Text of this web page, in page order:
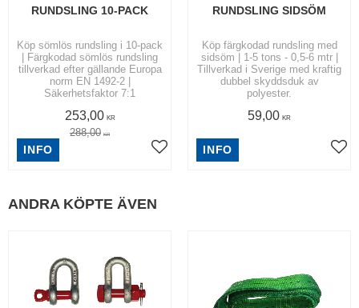
RUNDSLING 10-PACK
Köp sömlös rundsling i 10-pack
| Färgkodad sömlös rundsling
tillverkad efter gällande Europa
norm EN 1492-2 |
Säkerhetsfaktor 7:1
253,00 KR
288,00 KR
INFO
RUNDSLING SIDSÖM
Köp färgkodad rundsling med
sidsöm | 1-5 tons - 0,5-6 mtr |
Tillverkad i Sverige med kraftig
dubbel skyddsduk av
polyester.
59,00 KR
INFO
ANDRA KÖPTE ÄVEN